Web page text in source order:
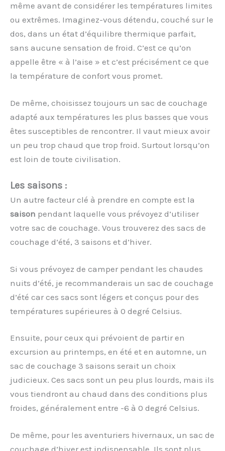
même avant de considérer les températures limites
ou extrêmes. Imaginez-vous détendu, couché sur le
dos, dans un état d’équilibre thermique parfait,
sans aucune sensation de froid. C’est ce qu’on
appelle être « à l’aise » et c’est précisément ce que
la température de confort vous promet.
De même, choisissez toujours un sac de couchage
adapté aux températures les plus basses que vous
êtes susceptibles de rencontrer. Il vaut mieux avoir
un peu trop chaud que trop froid. Surtout lorsqu’on
est loin de toute civilisation.
Les saisons :
Un autre facteur clé à prendre en compte est la
saison pendant laquelle vous prévoyez d’utiliser
votre sac de couchage. Vous trouverez des sacs de
couchage d’été, 3 saisons et d’hiver.
Si vous prévoyez de camper pendant les chaudes
nuits d’été, je recommanderais un sac de couchage
d’été car ces sacs sont légers et conçus pour des
températures supérieures à 0 degré Celsius.
Ensuite, pour ceux qui prévoient de partir en
excursion au printemps, en été et en automne, un
sac de couchage 3 saisons serait un choix
judicieux. Ces sacs sont un peu plus lourds, mais ils
vous tiendront au chaud dans des conditions plus
froides, généralement entre -6 à 0 degré Celsius.
De même, pour les aventuriers hivernaux, un sac de
couchage d’hiver est indispensable. Ils sont plus